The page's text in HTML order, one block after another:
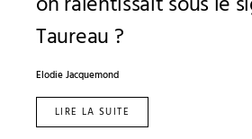
Taureau ?
Elodie Jacquemond
LIRE LA SUITE